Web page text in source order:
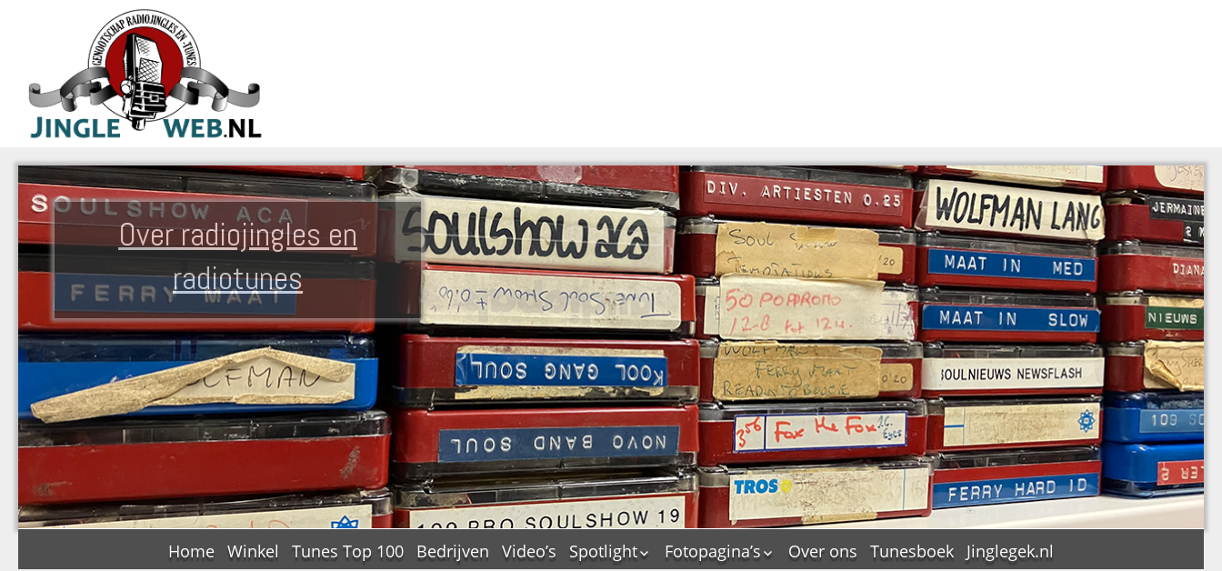
Over radiojingles en
radiotunes
Home Winkel Tunes Top 100 Bedrijven Video’s
Spotlight
Fotopagina’s
Over ons Tunesboek Jinglegek.nl